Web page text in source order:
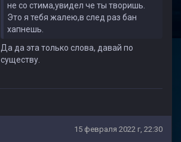
не со стима,увидел че ты творишь.
Это я тебя жалею,в след раз бан
хапнешь.
Да да эта только слова, давай по
существу.
15 февраля 2022 г, 22:30